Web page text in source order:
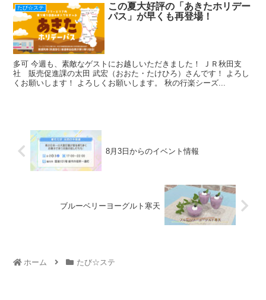
たび☆ステ
この夏大好評の「あきたホリデー
パス」が早くも再登場！
多可 今週も、素敵なゲストにお越しいただきました！ ＪＲ秋田支
社 販売促進課の太田 武宏（おおた・たけひろ）さんです！ よろし
くお願いします！ よろしくお願いします。 秋の行楽シーズ...
8月3日からのイベント情報
ブルーベリーヨーグルト寒天
ホーム たび☆ステ